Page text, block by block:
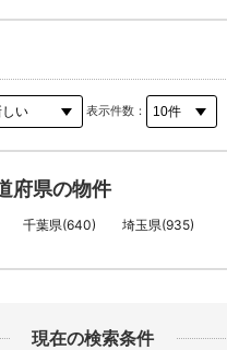
表示件数：
府県の物件
千葉県(640) 埼玉県(935)
現在の検索条件